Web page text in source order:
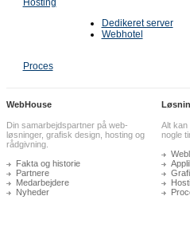
Hosting
Dedikeret server
Webhotel
Proces
WebHouse
Din samarbejdspartner på web-
løsninger, grafisk design, hosting og
rådgivning.
Fakta og historie
Partnere
Medarbejdere
Nyheder
Alt kan
nogle